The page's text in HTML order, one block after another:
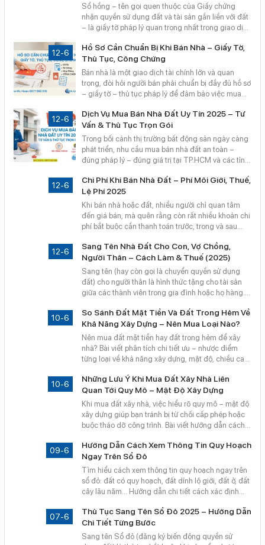
Sổ hồng – tên gọi quen thuộc của Giấy chứng
nhận quyền sử dụng đất và tài sản gắn liền với đất
– là giấy tờ pháp lý quan trọng nhất trong giao dịch
hợp mua nhầm sổ giả, đất vướng quy hoạch, hoặc
sổ đang thế chấp ngân hàng do thiếu kinh nghiệm
kiểm tra sổ hồng trước khi giao dịch.
12-6
Hồ Sơ Cần Chuẩn Bị Khi Bán Nhà – Giấy Tờ,
Thủ Tục, Công Chứng
Bán nhà là một giao dịch tài chính lớn và quan
trọng, đòi hỏi người bán phải chuẩn bị đầy đủ hồ sơ
– giấy tờ – thủ tục pháp lý để đảm bảo việc mua
12-6
Dịch Vụ Mua Bán Nhà Đất Uy Tín 2025 – Tư
Vấn & Thủ Tục Trọn Gói
Trong bối cảnh thị trường bất động sản ngày càng
phát triển, nhu cầu mua bán nhà đất an toàn –
đúng pháp lý – đúng giá trị tại TP.HCM và các tỉnh
vẫn gặp khó khăn về thủ tục pháp lý, định giá tài
sản, kiểm tra sổ hồng và tìm kiếm bên mua/bán uy
tín.
12-6
Chi Phí Khi Bán Nhà Đất – Phí Môi Giới, Thuế,
Lệ Phí 2025
Khi bán nhà hoặc đất, nhiều người chỉ quan tâm
đến giá bán, mà quên rằng còn rất nhiều khoản chi
phí bắt buộc cần thanh toán trước, trong và sau
ảnh hưởng trực tiếp đến lợi nhuận thực nhận, do đó
cần nắm rõ để chủ động tính toán.
12-6
Sang Tên Nhà Đất Cho Con, Vợ Chồng,
Người Thân – Cách Làm & Thuế (2025)
Sang tên (hay còn gọi là chuyển quyền sử dụng
đất) cho người thân là hình thức tặng cho tài sản
giữa các thành viên trong gia đình hoặc họ hàng.
10-6
So Sánh Đất Mặt Tiền Và Đất Trong Hẻm Về
Khả Năng Xây Dựng – Nên Mua Loại Nào?
Nên mua đất mặt tiền hay đất trong hẻm để xây
nhà? Bài viết phân tích chi tiết ưu – nhược điểm
từng loại về khả năng xây dựng, mật độ, chiều cao,
phù hợp nhu cầu và ngân sách cá nhân
10-6
Những Lưu Ý Khi Mua Đất Xây Nhà Liên
Quan Tới Quy Mô – Mật Độ Xây Dựng
Khi mua đất xây nhà, việc hiểu rõ quy mô – mật độ
xây dựng giúp bạn tránh bị từ chối cấp phép hoặc
buộc tháo dỡ công trình. Bài viết hướng dẫn cách
lưu ý pháp lý quan trọng cần biết trước khi xuống
tiền.
09-6
Hướng Dẫn Cách Xem Thông Tin Quy Hoạch
Ngay Trên Sổ Đỏ
Tìm hiểu cách xem thông tin quy hoạch ngay trên
sổ đỏ: đất có quy hoạch, đất dính lộ giới, đất ở, đất
cây lâu năm... Hướng dẫn chi tiết cách xác định
bán hoặc xin giấy phép xây dựng.
07-6
Thủ Tục Sang Tên Sổ Đỏ 2025 – Hướng Dẫn
Chi Tiết Từng Bước
Sang tên Sổ đỏ (đăng ký biến động quyền sử